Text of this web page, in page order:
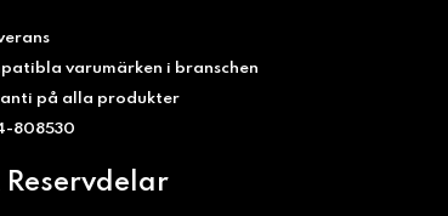
varumärken i branschen
på alla produkter
808530
Reservdelar